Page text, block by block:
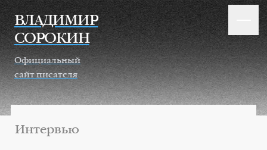
Перейти к основному содержанию
ВЛАДИМИР
СОРОКИН
Официальный
сайт писателя
Интервью